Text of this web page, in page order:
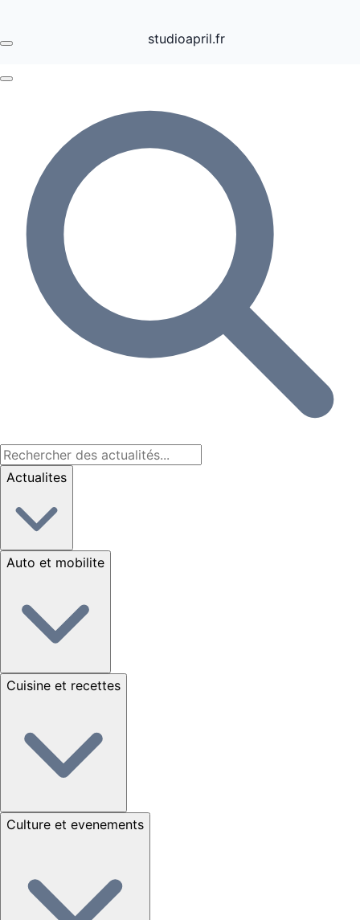
studioapril.fr
Actualites
Auto et mobilite
Cuisine et recettes
Culture et evenements